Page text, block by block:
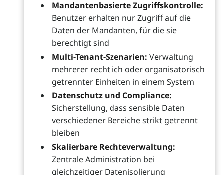
Mandantenbasierte Zugriffskontrolle:
Benutzer erhalten nur Zugriff auf die
Daten der Mandanten, für die sie
berechtigt sind
Multi-Tenant-Szenarien: Verwaltung
mehrerer rechtlich oder organisatorisch
getrennter Einheiten in einem System
Datenschutz und Compliance:
Sicherstellung, dass sensible Daten
verschiedener Bereiche strikt getrennt
bleiben
Skalierbare Rechteverwaltung:
Zentrale Administration bei
gleichzeitiger Datenisolierung